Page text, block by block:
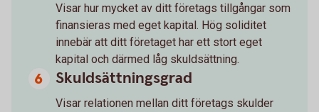
Visar hur mycket av ditt företags tillgångar som
finansieras med eget kapital. Hög soliditet
innebär att ditt företaget har ett stort eget
kapital och därmed låg skuldsättning.
Skuldsättningsgrad
Visar relationen mellan ditt företags skulder